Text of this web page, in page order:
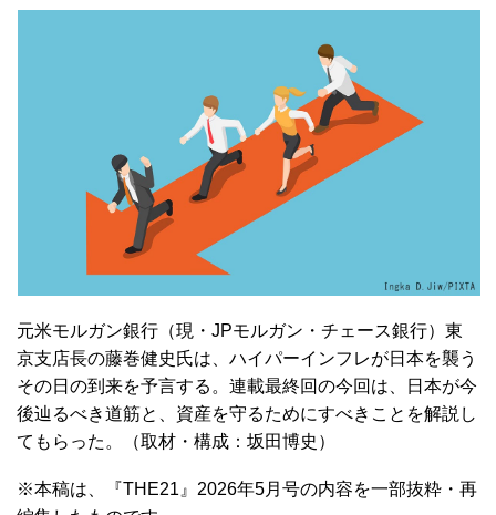
元米モルガン銀行（現・JPモルガン・チェース銀行）東
京支店長の藤巻健史氏は、ハイパーインフレが日本を襲う
その日の到来を予言する。連載最終回の今回は、日本が今
後辿るべき道筋と、資産を守るためにすべきことを解説し
てもらった。（取材・構成：坂田博史）
※本稿は、『THE21』2026年5月号の内容を一部抜粋・再